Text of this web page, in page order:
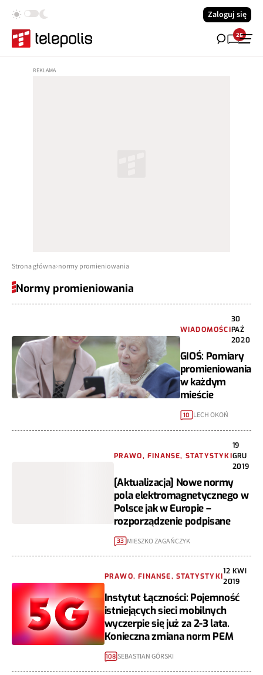
Zaloguj się
28
Strona główna normy promieniowania
Normy promieniowania
WIADOMOŚCI
30
PAŹ
2020
GIOŚ: Pomiary
promieniowania
w każdym
mieście
10 LECH OKOŃ
PRAWO, FINANSE, STATYSTYKI
19
GRU
2019
[Aktualizacja] Nowe normy
pola elektromagnetycznego w
Polsce jak w Europie –
rozporządzenie podpisane
33 MIESZKO ZAGAŃCZYK
PRAWO, FINANSE, STATYSTYKI
12 KWI
2019
Instytut Łączności: Pojemność
istniejących sieci mobilnych
wyczerpie się już za 2-3 lata.
Konieczna zmiana norm PEM
108 SEBASTIAN GÓRSKI